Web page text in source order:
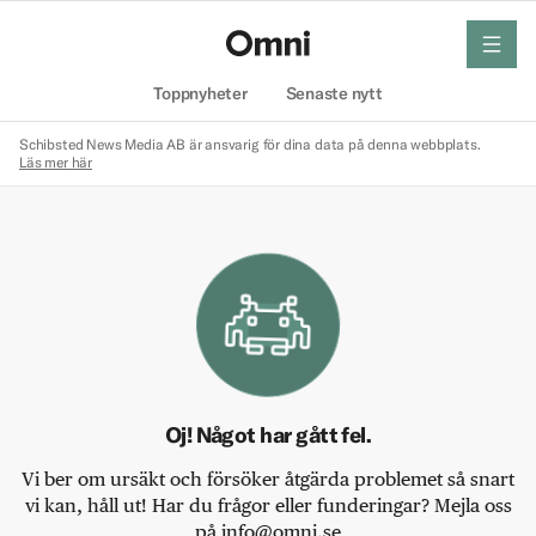
Toppnyheter Senaste nytt
meny
Schibsted News Media AB är ansvarig för dina data på denna webbplats.
Läs mer här
Oj! Något har gått fel.
Vi ber om ursäkt och försöker åtgärda problemet så snart
vi kan, håll ut! Har du frågor eller funderingar? Mejla oss